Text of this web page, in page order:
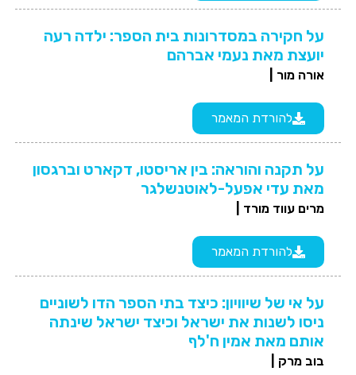
על חקירה במסדרונות בית הספר: ילדה רעה
יועצת מאת נעמי אברהם
אורה מור |
להורדת המאמר
על תקנה והוראה: בין אריסטו, דקארט וברגסון
מאת עדי אפעל-לאוטנשלגר
מרים עווד מורד |
להורדת המאמר
על אי של שיוויון: כיצד בתי הספר הדו לשוניים
ניסו לשנות את ישראל וכיצד ישראל שינתה
אותם מאת אמין ח'לף
בוב מרק |